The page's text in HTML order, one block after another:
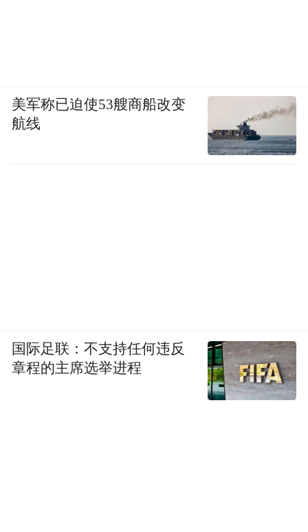
美军称已迫使53艘商船改变
航线
国际足联：不支持任何违反
章程的主席选举进程